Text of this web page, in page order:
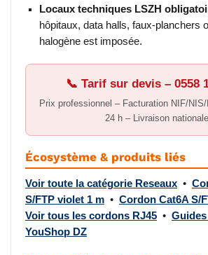
Locaux techniques LSZH
hôpitaux, data halls, faux-planchers
halogène est imposée.
📞 Tarif sur devis – 0558
Prix professionnel – Facturation NIF/
24 h – Livraison nationale
Écosystème & produits liés
Voir toute la catégorie Reseaux •
S/FTP violet 1 m • Cordon Cat6A S/
Voir tous les cordons RJ45 •
YouShop DZ